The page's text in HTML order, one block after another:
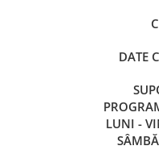
DATE
LUNI -